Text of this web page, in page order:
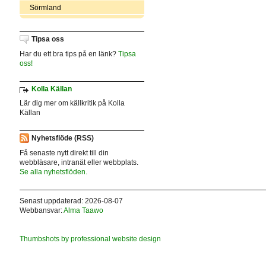
Sörmland
Tipsa oss
Har du ett bra tips på en länk? Tipsa
oss!
Kolla Källan
Lär dig mer om källkritik på Kolla
Källan
Nyhetsflöde (RSS)
Få senaste nytt direkt till din
webbläsare, intranät eller webbplats.
Se alla nyhetsflöden.
Senast uppdaterad: 2026-08-07
Webbansvar:Alma Taawo
Thumbshots by professional website design